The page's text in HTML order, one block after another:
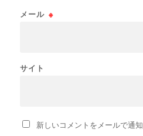
メール ※
サイト
新しいコメントをメールで通知